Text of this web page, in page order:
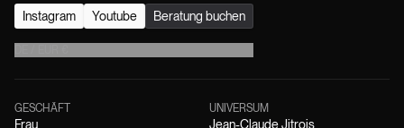
Instagram Youtube Beratung buchen
GESCHÄFT
Frau
UNIVERSUM
Jean-Claude Jitrois